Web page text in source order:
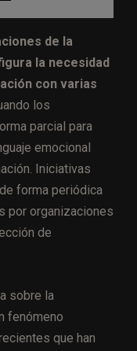
de la
la necesidad
con varias
los
parcial para
emocional
Iniciativas
forma periódica
por organizaciones
de
sobre la
fenómeno
que han